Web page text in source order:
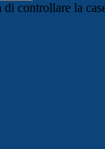
controllare la